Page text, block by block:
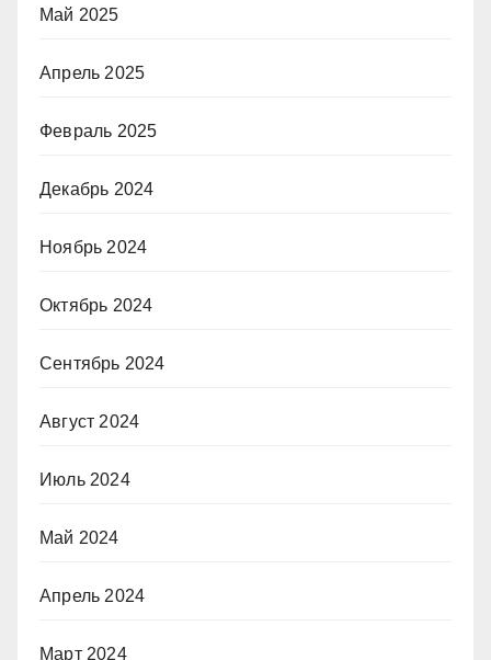
Май 2025
Апрель 2025
Февраль 2025
Декабрь 2024
Ноябрь 2024
Октябрь 2024
Сентябрь 2024
Август 2024
Июль 2024
Май 2024
Апрель 2024
Март 2024